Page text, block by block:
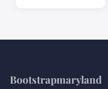
Bootstrapmaryland